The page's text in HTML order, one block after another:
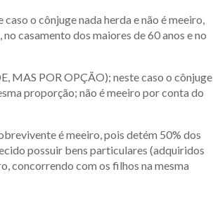
o cônjuge nada herda e não é meeiro,
casamento dos maiores de 60 anos e no
MAS POR OPÇÃO); neste caso o cônjuge
proporção; não é meeiro por conta do
é meeiro, pois detém 50% dos
possuir bens particulares (adquiridos
concorrendo com os filhos na mesma